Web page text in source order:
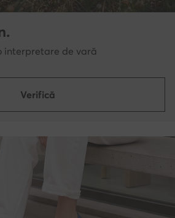
interpretare de vară
Verifică